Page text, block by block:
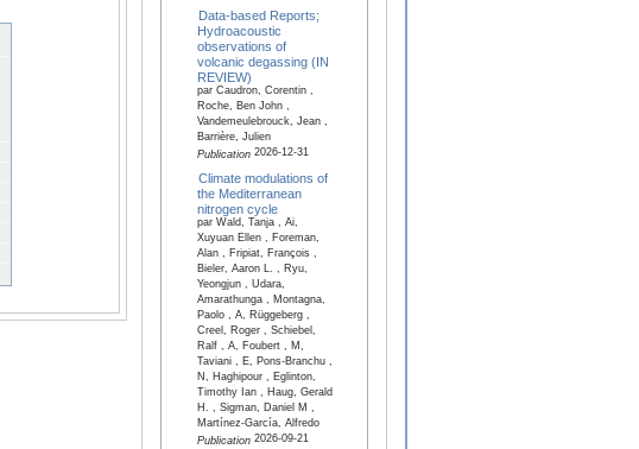
Data-based Reports;
Hydroacoustic
observations of
volcanic degassing (IN
REVIEW)
par Caudron, Corentin ,
Roche, Ben John ,
Vandemeulebrouck, Jean ,
Barrière, Julien
Publication2026-12-31
Climate modulations of
the Mediterranean
nitrogen cycle
par Wald, Tanja , Ai,
Xuyuan Ellen , Foreman,
Alan , Fripiat, François ,
Bieler, Aaron L. , Ryu,
Yeongjun , Udara,
Amarathunga , Montagna,
Paolo , A, Rüggeberg ,
Creel, Roger , Schiebel,
Ralf , A, Foubert , M,
Taviani , E, Pons-Branchu ,
N, Haghipour , Eglinton,
Timothy Ian , Haug, Gerald
H. , Sigman, Daniel M ,
Martínez-García, Alfredo
Publication2026-09-21